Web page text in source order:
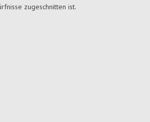
zugeschnitten ist.